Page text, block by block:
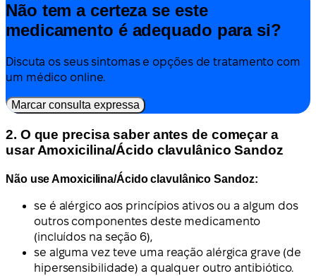
Não tem a certeza se este
medicamento é adequado para si?
Discuta os seus sintomas e opções de tratamento com
um médico online.
Marcar consulta expressa
2. O que precisa saber antes de começar a
usar Amoxicilina/Ácido clavulânico Sandoz
Não use Amoxicilina/Ácido clavulânico Sandoz:
se é alérgico aos princípios ativos ou a algum dos
outros componentes deste medicamento
(incluídos na seção 6),
se alguma vez teve uma reação alérgica grave (de
hipersensibilidade) a qualquer outro antibiótico.